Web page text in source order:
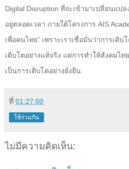
Digital Disruption ที่จะเข้ามาเปลี่ยนแป
อยู่ตลอดเวลา ภายใต้โครงการ AIS
เพื่อคนไทย” เพราะเราเชื่อมั่นว่าการเติบ
เติบโตอย่างแท้จริง แต่การทำให้สังคมไ
เป็นการเติบโตอย่างยั่งยืน
ที่ 01:27:00
ใช้ร่วมกัน
ไม่มีความคิดเห็น: